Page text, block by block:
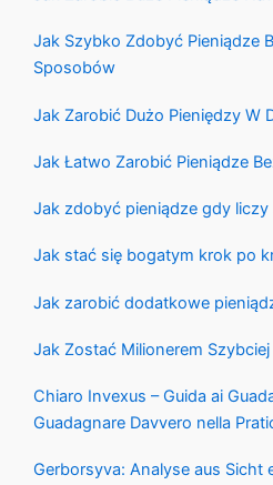
Jak Szybko Zdobyć Pieniądze
Sposobów
Jak Zarobić Dużo Pieniędzy W
Jak Łatwo Zarobić Pieniądze
Jak zdobyć pieniądze gdy liczy
Jak stać się bogatym krok po
Jak zarobić dodatkowe
Jak Zostać Milionerem
Chiaro Invexus – Guida ai
Guadagnare Davvero nella
Gerborsyva: Analyse aus Sicht